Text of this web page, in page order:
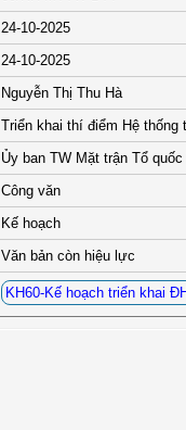
24-10-2025
24-10-2025
Nguyễn Thị Thu Hà
Triển khai thí điểm Hệ thống
Ủy ban TW Mặt trận Tổ
Công văn
Kế hoạch
Văn bản còn hiệu lực
KH60-Kế hoạch triển khai